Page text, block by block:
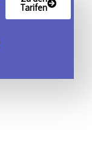
Tarifen